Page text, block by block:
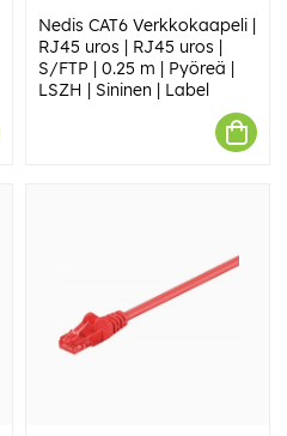
Nedis CAT6 Verkkokaapeli |
RJ45 uros | RJ45 uros |
S/FTP | 0.25 m | Pyöreä |
LSZH | Sininen | Label